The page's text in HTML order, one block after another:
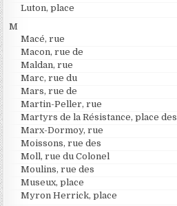
Luton, place
M
Macé, rue
Macon, rue de
Maldan, rue
Marc, rue du
Mars, rue de
Martin-Peller, rue
Martyrs de la Résistance, place des
Marx-Dormoy, rue
Moissons, rue des
Moll, rue du Colonel
Moulins, rue des
Museux, place
Myron Herrick, place